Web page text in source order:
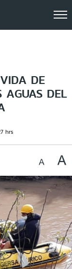
DE
AGUAS DEL
hrs